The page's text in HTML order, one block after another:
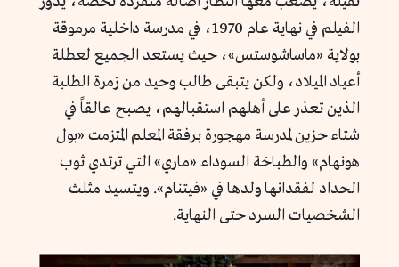
الفيلم في نهاية عام 1970، في مدرسة داخلية مرموقة
بولاية «ماساشوستس»، حيث يستعد الجميع لعطلة
أعياد الميلاد، ولكن يتبقى طالب وحيد من زمرة الطلبة
الذين تعذر على أهلهم استقبالهم، يصبح عالقاً في
شتاء حزين لمدرسة مهجورة برفقة المعلم المتزمت «بول
هونهام» والطباخة السوداء «ماري» التي ترتدي ثوب
الحداد لفقدانها ولدها في «فيتنام». ويتسيد مثلث
الشخصيات السرد حتى النهاية.